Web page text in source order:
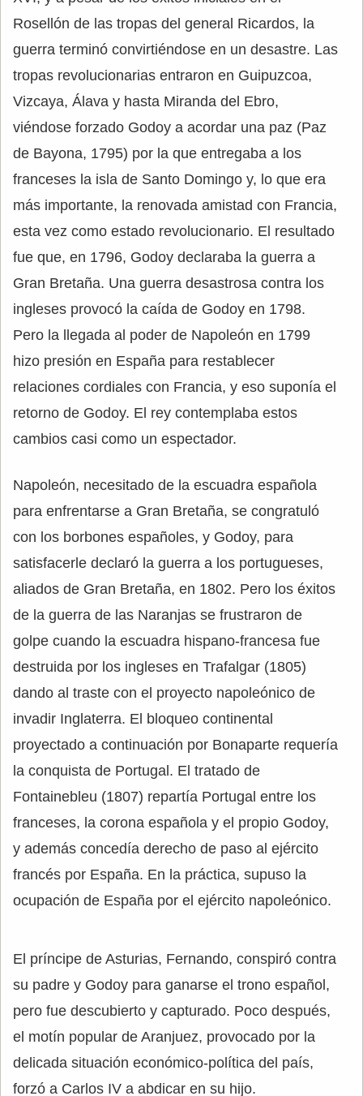
Rosellón de las tropas del general Ricardos, la
guerra terminó convirtiéndose en un desastre. Las
tropas revolucionarias entraron en Guipuzcoa,
Vizcaya, Álava y hasta Miranda del Ebro,
viéndose forzado Godoy a acordar una paz (Paz
de Bayona, 1795) por la que entregaba a los
franceses la isla de Santo Domingo y, lo que era
más importante, la renovada amistad con Francia,
esta vez como estado revolucionario. El resultado
fue que, en 1796, Godoy declaraba la guerra a
Gran Bretaña. Una guerra desastrosa contra los
ingleses provocó la caída de Godoy en 1798.
Pero la llegada al poder de Napoleón en 1799
hizo presión en España para restablecer
relaciones cordiales con Francia, y eso suponía el
retorno de Godoy. El rey contemplaba estos
cambios casi como un espectador.
Napoleón, necesitado de la escuadra española
para enfrentarse a Gran Bretaña, se congratuló
con los borbones españoles, y Godoy, para
satisfacerle declaró la guerra a los portugueses,
aliados de Gran Bretaña, en 1802. Pero los éxitos
de la guerra de las Naranjas se frustraron de
golpe cuando la escuadra hispano-francesa fue
destruida por los ingleses en Trafalgar (1805)
dando al traste con el proyecto napoleónico de
invadir Inglaterra. El bloqueo continental
proyectado a continuación por Bonaparte requería
la conquista de Portugal. El tratado de
Fontainebleu (1807) repartía Portugal entre los
franceses, la corona española y el propio Godoy,
y además concedía derecho de paso al ejército
francés por España. En la práctica, supuso la
ocupación de España por el ejército napoleónico.
El príncipe de Asturias, Fernando, conspiró contra
su padre y Godoy para ganarse el trono español,
pero fue descubierto y capturado. Poco después,
el motín popular de Aranjuez, provocado por la
delicada situación económico-política del país,
forzó a Carlos IV a abdicar en su hijo.